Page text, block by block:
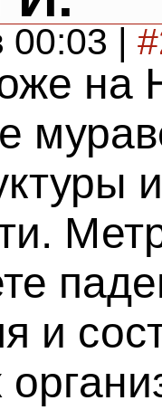
00:03 |
на
и